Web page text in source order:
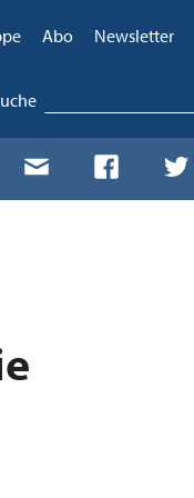
Abo Newsletter